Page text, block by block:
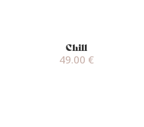
Chill
49.00 €